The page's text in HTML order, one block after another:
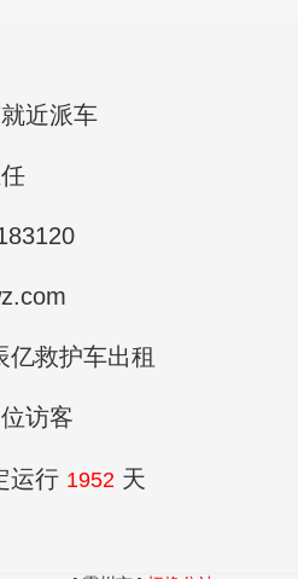
近派车
亿救护车出租
位访客
运行 1952 天